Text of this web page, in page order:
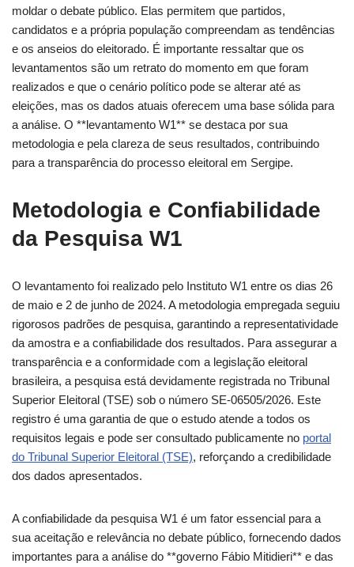
moldar o debate público. Elas permitem que partidos,
candidatos e a própria população compreendam as tendências
e os anseios do eleitorado. É importante ressaltar que os
levantamentos são um retrato do momento em que foram
realizados e que o cenário político pode se alterar até as
eleições, mas os dados atuais oferecem uma base sólida para
a análise. O **levantamento W1** se destaca por sua
metodologia e pela clareza de seus resultados, contribuindo
para a transparência do processo eleitoral em Sergipe.
Metodologia e Confiabilidade
da Pesquisa W1
O levantamento foi realizado pelo Instituto W1 entre os dias 26
de maio e 2 de junho de 2024. A metodologia empregada seguiu
rigorosos padrões de pesquisa, garantindo a representatividade
da amostra e a confiabilidade dos resultados. Para assegurar a
transparência e a conformidade com a legislação eleitoral
brasileira, a pesquisa está devidamente registrada no Tribunal
Superior Eleitoral (TSE) sob o número SE-06505/2026. Este
registro é uma garantia de que o estudo atende a todos os
requisitos legais e pode ser consultado publicamente no portal
do Tribunal Superior Eleitoral (TSE), reforçando a credibilidade
dos dados apresentados.
A confiabilidade da pesquisa W1 é um fator essencial para a
sua aceitação e relevância no debate público, fornecendo dados
importantes para a análise do **governo Fábio Mitidieri** e das